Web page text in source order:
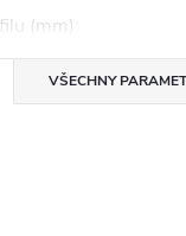
(mm):
VŠECHNY